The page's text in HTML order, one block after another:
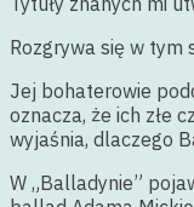
Rozgrywa się w tym
Jej bohaterowie
oznacza, że ich złe
wyjaśnia, dlaczego
W „Balladynie”